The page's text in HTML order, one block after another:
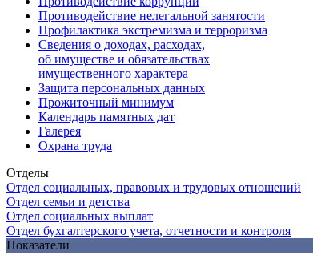
Противодействие нелегальной занятости
Профилактика экстремизма и терроризма
Сведения о доходах, расходах,
об имуществе и обязательствах
имущественного характера
Защита персональных данных
Прожиточный минимум
Календарь памятных дат
Галерея
Охрана труда
Отделы
Отдел социальных, правовых и трудовых отношений
Отдел семьи и детства
Отдел социальных выплат
Отдел бухгалтерского учета, отчетности и контроля
Показатели